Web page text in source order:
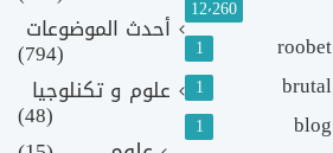
12٬260
roobet
1
brutal
1
blog
1
أحدث الموضوعات
(794)
علوم و تكنلوجيا
(48)